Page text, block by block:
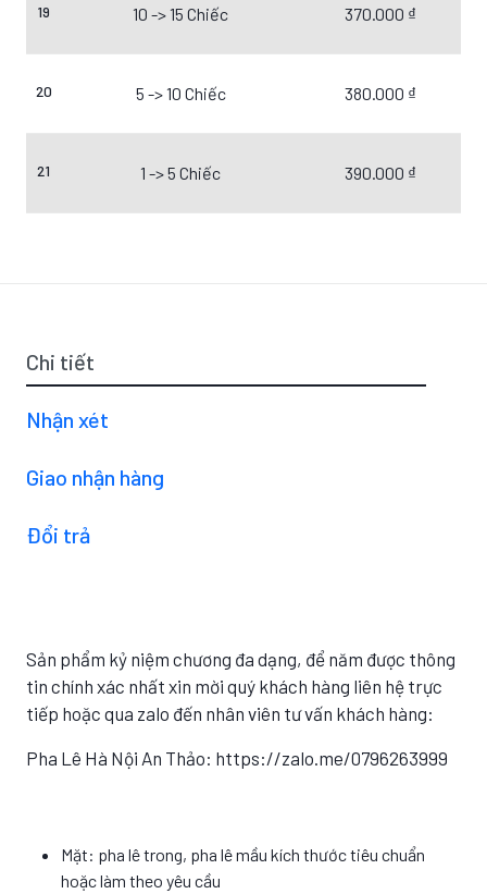
19 10 -> 15 Chiếc 370.000 ₫
20 5 -> 10 Chiếc 380.000 ₫
21 1 -> 5 Chiếc 390.000 ₫
Chi tiết
Nhận xét
Giao nhận hàng
Đổi trả
Sản phẩm kỷ niệm chương đa dạng, để năm được thông
tin chính xác nhất xin mời quý khách hàng liên hệ trực
tiếp hoặc qua zalo đến nhân viên tư vấn khách hàng:
Pha Lê Hà Nội An Thảo: https://zalo.me/0796263999
Mặt: pha lê trong, pha lê mầu kích thước tiêu chuẩn
hoặc làm theo yêu cầu